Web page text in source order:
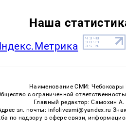
Наша
Наименование СМИ: Чебоксары
с ограниченной
Главный редактор: Самохин А.
эл. почты: infolivesmi@yandex.ru
по надзору в сфере связи,